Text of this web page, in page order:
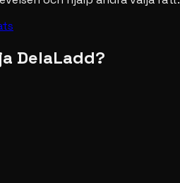
DelaLadd?